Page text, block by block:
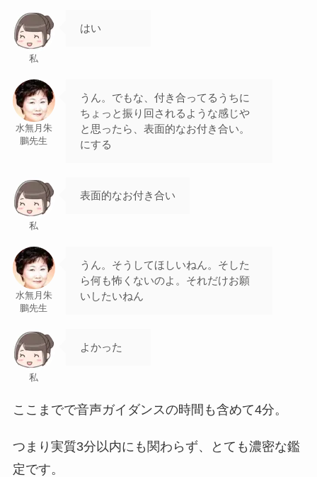
私
はい
水無月朱
鵬先生
うん。でもな、付き合ってるうちに
ちょっと振り回されるような感じや
と思ったら、表面的なお付き合い。
にする
私
表面的なお付き合い
水無月朱
鵬先生
うん。そうしてほしいねん。そした
ら何も怖くないのよ。それだけお願
いしたいねん
私
よかった
ここまでで音声ガイダンスの時間も含めて4分。
つまり実質3分以内にも関わらず、とても濃密な鑑
定です。